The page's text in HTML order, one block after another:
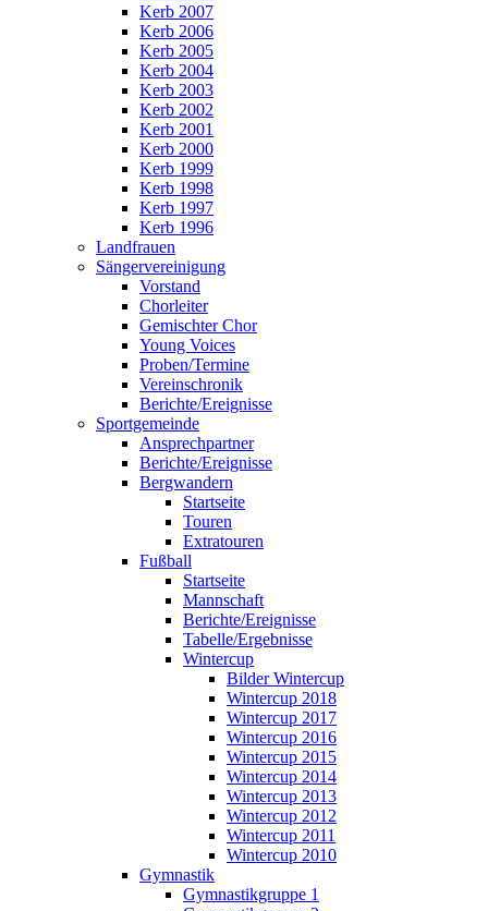
Kerb 2007
Kerb 2006
Kerb 2005
Kerb 2004
Kerb 2003
Kerb 2002
Kerb 2001
Kerb 2000
Kerb 1999
Kerb 1998
Kerb 1997
Kerb 1996
Landfrauen
Sängervereinigung
Vorstand
Chorleiter
Gemischter Chor
Young Voices
Proben/Termine
Vereinschronik
Berichte/Ereignisse
Sportgemeinde
Ansprechpartner
Berichte/Ereignisse
Bergwandern
Startseite
Touren
Extratouren
Fußball
Startseite
Mannschaft
Berichte/Ereignisse
Tabelle/Ergebnisse
Wintercup
Bilder Wintercup
Wintercup 2018
Wintercup 2017
Wintercup 2016
Wintercup 2015
Wintercup 2014
Wintercup 2013
Wintercup 2012
Wintercup 2011
Wintercup 2010
Gymnastik
Gymnastikgruppe 1